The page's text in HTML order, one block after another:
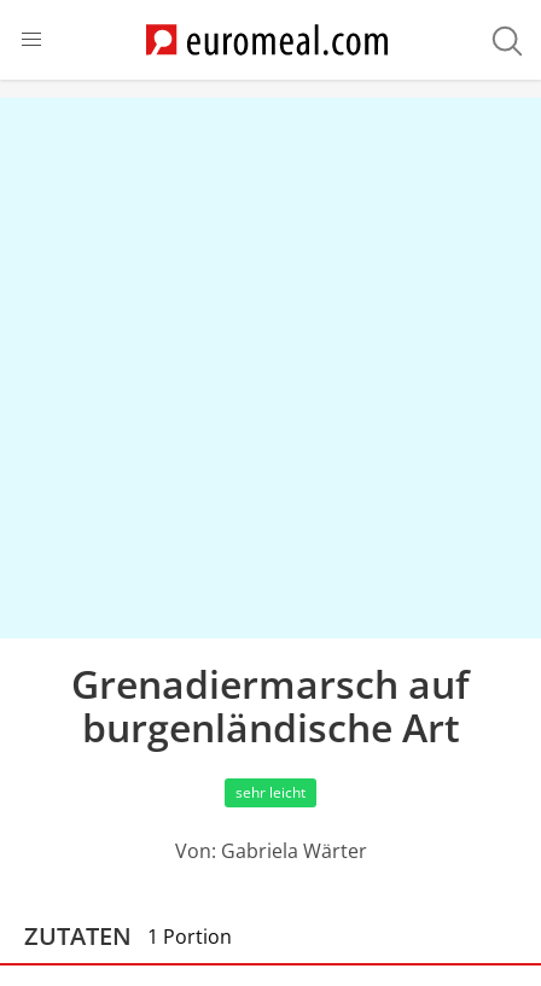
Grenadiermarsch auf
burgenländische Art
sehr leicht
Von: Gabriela Wärter
ZUTATEN 1 Portion